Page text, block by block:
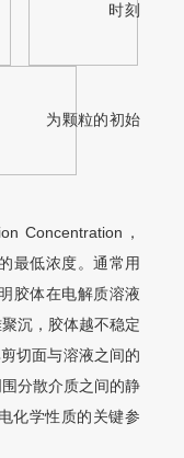
时刻
为颗粒的初始
Concentration，
最低浓度。通常用
胶体在电解质溶液
沉，胶体越不稳定
切面与溶液之间的
分散介质之间的静
化学性质的关键参